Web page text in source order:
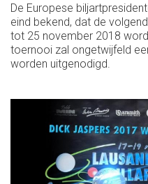
De Europese
eind bekend, dat de
tot 25 november 2018
toernooi zal ongetwijfeld
worden uitgenodigd.